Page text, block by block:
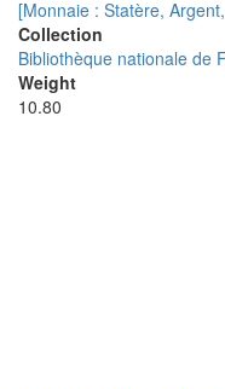
[Monnaie : Statère,
Collection
Bibliothèque nationale de
Weight
10.80